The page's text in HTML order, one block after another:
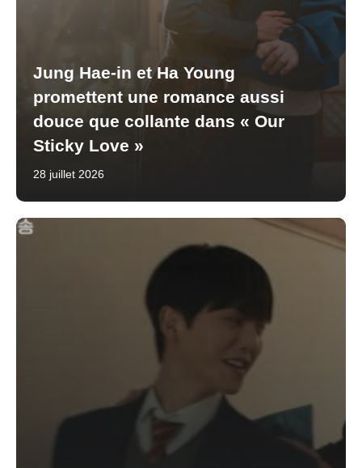
Jung Hae-in et Ha Young
promettent une romance aussi
douce que collante dans « Our
Sticky Love »
28 juillet 2026